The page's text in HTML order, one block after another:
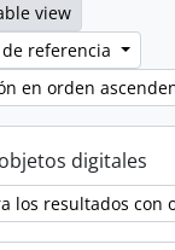
view
referencia
en orden
digitales
los resultados con